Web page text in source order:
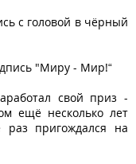
с головой в чёрный
"Миру - Мир!“
свой приз -
ещё несколько лет
пригождался на